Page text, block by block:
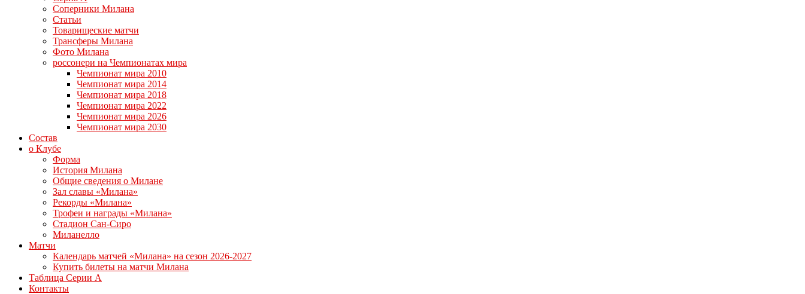
Соперники Милана
Статьи
Товарищеские матчи
Трансферы Милана
Фото Милана
россонери на Чемпионатах мира
Чемпионат мира 2010
Чемпионат мира 2014
Чемпионат мира 2018
Чемпионат мира 2022
Чемпионат мира 2026
Чемпионат мира 2030
Состав
о Клубе
Форма
История Милана
Общие сведения о Милане
Зал славы «Милана»
Рекорды «Милана»
Трофеи и награды «Милана»
Стадион Сан-Сиро
Миланелло
Матчи
Календарь матчей «Милана» на сезон 2026-2027
Купить билеты на матчи Милана
Таблица Серии А
Контакты